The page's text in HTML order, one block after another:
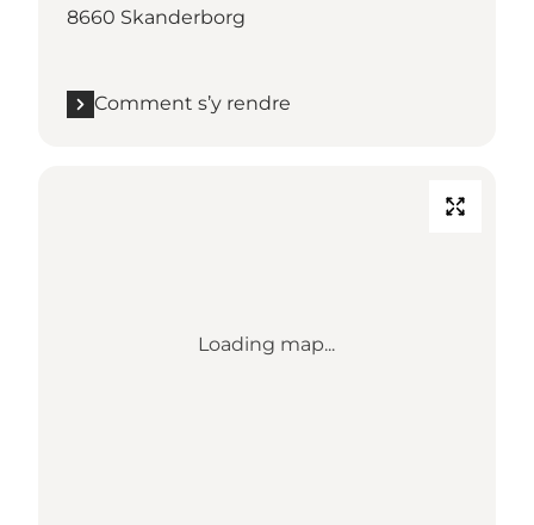
8660 Skanderborg
Comment s’y rendre
Loading map...